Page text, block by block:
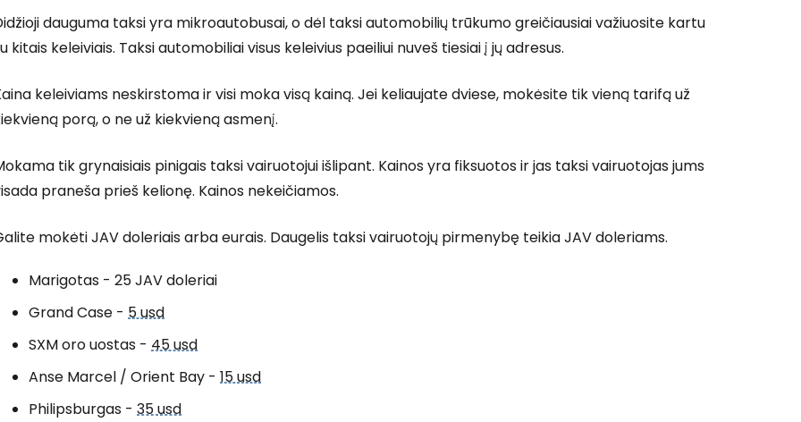
dauguma taksi yra mikroautobusai, o dėl taksi automobilių trūkumo greičiausiai važiuosite kartu
kitais keleiviais. Taksi automobiliai visus keleivius paeiliui nuveš tiesiai į jų adresus.
keleiviams neskirstoma ir visi moka visą kainą. Jei keliaujate dviese, mokėsite tik vieną tarifą už
porą, o ne už kiekvieną asmenį.
tik grynaisiais pinigais taksi vairuotojui išlipant. Kainos yra fiksuotos ir jas taksi vairuotojas jums
praneša prieš kelionę. Kainos nekeičiamos.
mokėti JAV doleriais arba eurais. Daugelis taksi vairuotojų pirmenybę teikia JAV doleriams.
Marigotas - 25 JAV doleriai
Grand Case - 5 usd
SXM oro uostas - 45 usd
Anse Marcel / Orient Bay - 15 usd
Philipsburgas - 35 usd
Tęsti el. paštu